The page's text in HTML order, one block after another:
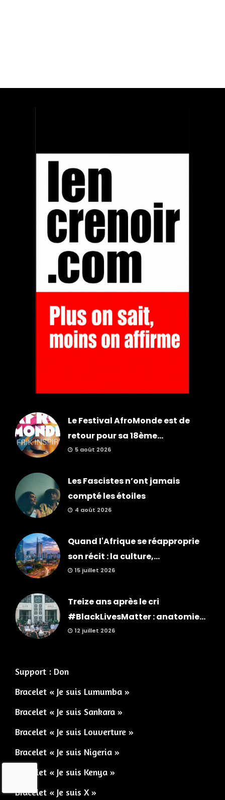
Le Festival AfroMonde est de
retour pour sa 18ème...
5 août 2026
Les Fascistes n’ont jamais
compté les étoiles
4 août 2026
Quand l'Afrique se réapproprie
son récit : la culture,...
15 juillet 2026
Treize ans après le cri
#BlackLivesMatter : anatomie...
12 juillet 2026
Support : Don
Bracelet « Je suis Lumumba »
Bracelet « Je suis Sankara »
Bracelet « Je suis Louverture »
Bracelet « Je suis Nigeria »
Bracelet « Je suis Kenya »
Bracelet « Je suis X »